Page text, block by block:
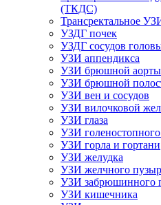
(ТКДС)
Трансректальное
УЗДГ почек
УЗДГ сосудов
УЗИ аппендикса
УЗИ брюшной аорты
УЗИ брюшной
УЗИ вен и сосудов
УЗИ вилочковой
УЗИ глаза
УЗИ голеностопного
УЗИ горла и гортани
УЗИ желудка
УЗИ желчного
УЗИ забрюшинного
УЗИ кишечника